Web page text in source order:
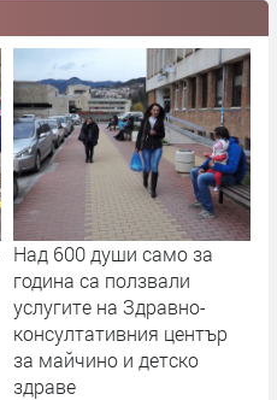
Над 600 души само за
година са ползвали
услугите на Здравно-
консултативния център
за майчино и детско
здраве